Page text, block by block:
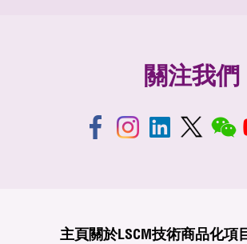
關注我們
主頁 關於LSCM技術商品化項